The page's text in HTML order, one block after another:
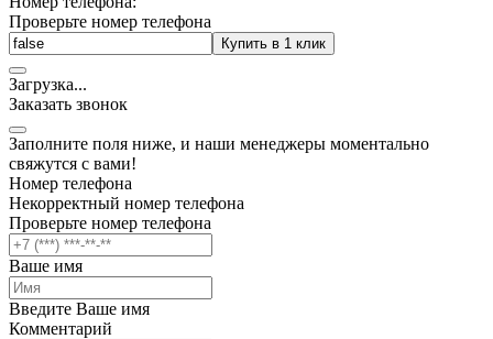
Проверьте номер телефона
Купить в 1 клик
Загрузка...
Заказать звонок
Заполните поля ниже, и наши менеджеры моментально
свяжутся с вами!
Номер телефона
Некорректный номер телефона
Проверьте номер телефона
Ваше имя
Введите Ваше имя
Комментарий